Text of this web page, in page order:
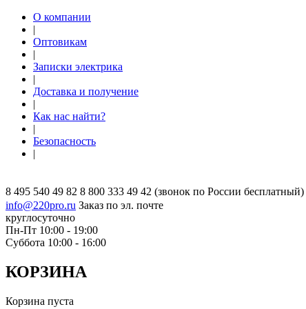
О компании
|
Оптовикам
|
Записки электрика
|
Доставка и получение
|
Как нас найти?
|
Безопасность
|
8 495 540 49 82 8 800 333 49 42 (звонок по России бесплатный)
info@220pro.ru Заказ по эл. почте
круглосуточно
Пн-Пт 10:00 - 19:00
Суббота 10:00 - 16:00
КОРЗИНА
Корзина пуста